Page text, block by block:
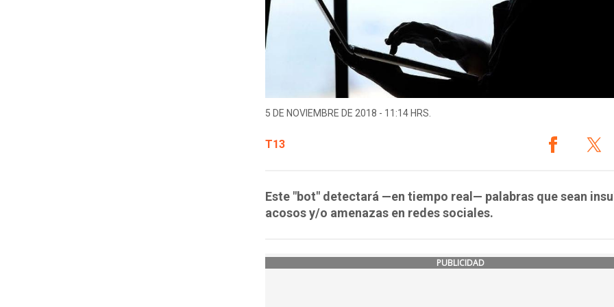
5 DE NOVIEMBRE DE 2018 - 11:14 HRS.
T13
Este "bot" detectará —en tiempo real— palabras que sean
acosos y/o amenazas en redes sociales.
PUBLICIDAD